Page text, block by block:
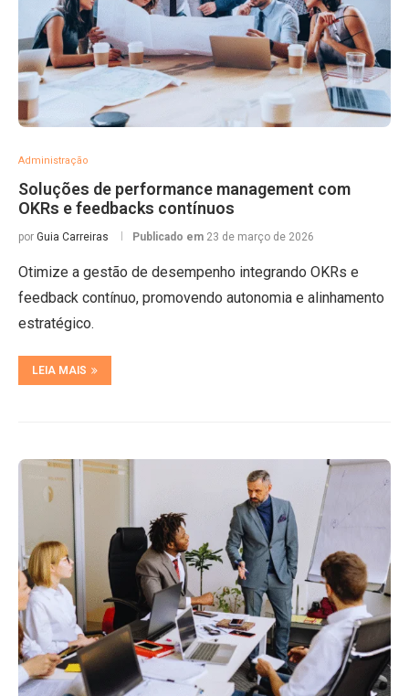
Administração
Soluções de performance management com
OKRs e feedbacks contínuos
por Guia Carreiras Publicado em 23 de março de 2026
Otimize a gestão de desempenho integrando OKRs e
feedback contínuo, promovendo autonomia e alinhamento
estratégico.
LEIA MAIS